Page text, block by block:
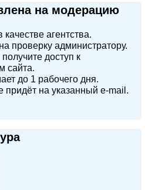
на модерацию
агентства.
проверку администратору.
доступ к
сайта.
до 1 рабочего дня.
придёт на указанный e‑mail.